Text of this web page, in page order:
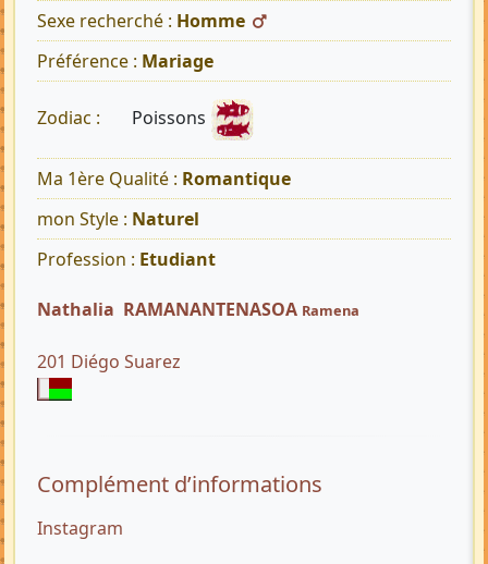
Sexe recherché : Homme
Préférence : Mariage
Zodiac : Poissons
Ma 1ère Qualité : Romantique
mon Style : Naturel
Profession : Etudiant
Nathalia RAMANANTENASOA Ramena
201 Diégo Suarez
Complément d’informations
Instagram